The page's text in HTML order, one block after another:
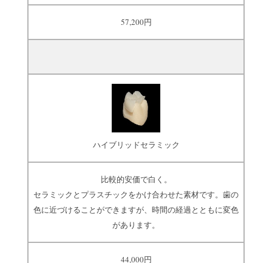
57,200円
ハイブリッドセラミック
比較的安価で白く。
セラミックとプラスチックをかけ合わせた素材です。歯の
色に近づけることができますが、時間の経過とともに変色
があります。
44,000円